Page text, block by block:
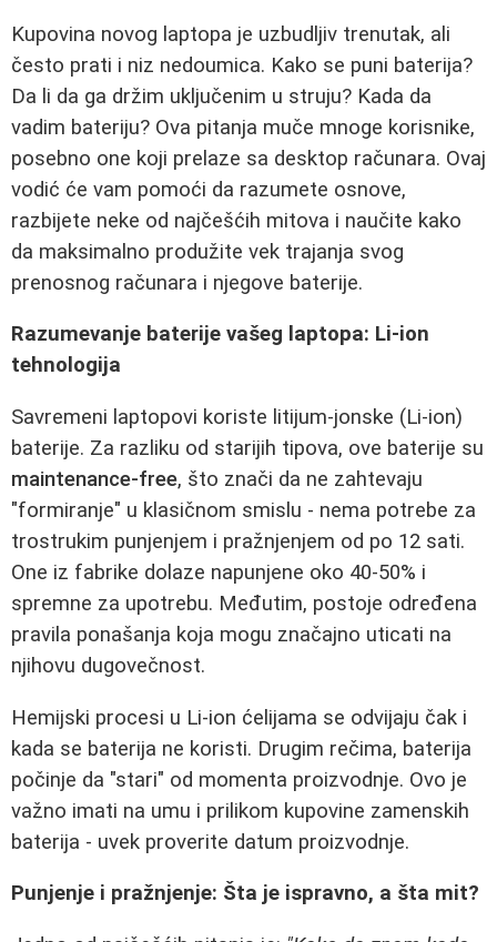
Kupovina novog laptopa je uzbudljiv trenutak, ali
često prati i niz nedoumica. Kako se puni baterija?
Da li da ga držim uključenim u struju? Kada da
vadim bateriju? Ova pitanja muče mnoge korisnike,
posebno one koji prelaze sa desktop računara. Ovaj
vodić će vam pomoći da razumete osnove,
razbijete neke od najčešćih mitova i naučite kako
da maksimalno produžite vek trajanja svog
prenosnog računara i njegove baterije.
Razumevanje baterije vašeg laptopa: Li-ion
tehnologija
Savremeni laptopovi koriste litijum-jonske (Li-ion)
baterije. Za razliku od starijih tipova, ove baterije su
maintenance-free, što znači da ne zahtevaju
"formiranje" u klasičnom smislu - nema potrebe za
trostrukim punjenjem i pražnjenjem od po 12 sati.
One iz fabrike dolaze napunjene oko 40-50% i
spremne za upotrebu. Međutim, postoje određena
pravila ponašanja koja mogu značajno uticati na
njihovu dugovečnost.
Hemijski procesi u Li-ion ćelijama se odvijaju čak i
kada se baterija ne koristi. Drugim rečima, baterija
počinje da "stari" od momenta proizvodnje. Ovo je
važno imati na umu i prilikom kupovine zamenskih
baterija - uvek proverite datum proizvodnje.
Punjenje i pražnjenje: Šta je ispravno, a šta mit?